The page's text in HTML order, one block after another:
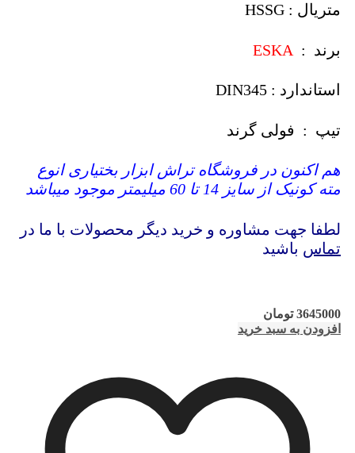
متریال : HSSG
برند : ESKA
استاندارد : DIN345
تیپ : فولی گرند
هم اکنون در فروشگاه تراش ابزار بختیاری انوع
مته کونیک از سایز 14 تا 60 میلیمتر موجود میباشد
لطفا جهت مشاوره و خرید دیگر محصولات با ما در
تماس باشید
3645000 تومان
افزودن به سبد خرید